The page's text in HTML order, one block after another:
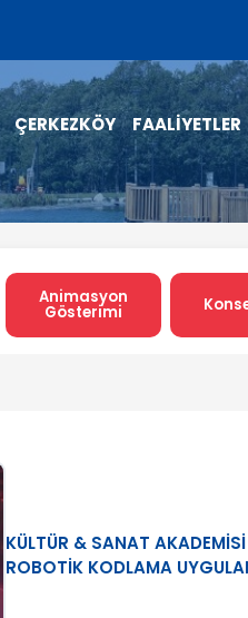
ÇERKEZKÖY FAALİYETLER
Animasyon
Gösterimi
KÜLTÜR & SANAT
ROBOTİK KODLAMA